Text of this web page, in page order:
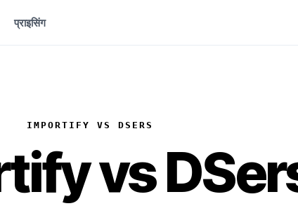
संपर्क करें
सप्लायर बनें
प्राइसिंग
IMPORTIFY VS DSERS
vs